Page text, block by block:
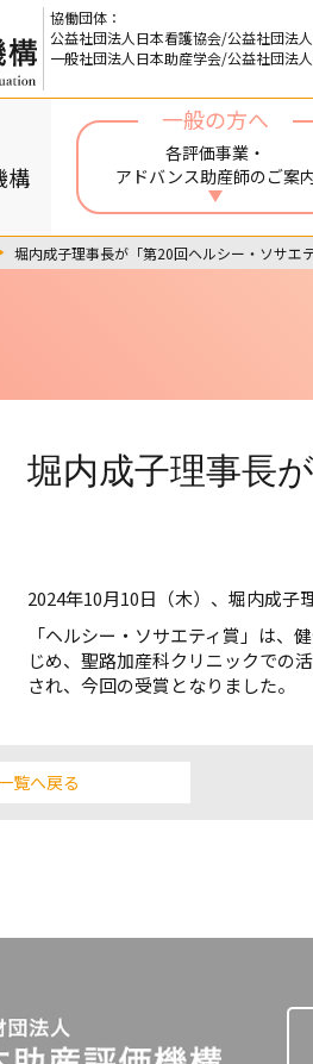
協働団体：
公益社団法人日本看護協会/公益社団法
一般社団法人日本助産学会/公益社団法
構
一般の方へ
各評価事業・
アドバンス助産師のご案
堀内成子理事長が「第20回ヘルシー・ソサエ
堀内成子理事長
2024年10月10日（木）、堀内成子
「ヘルシー・ソサエティ賞」は、
じめ、聖路加産科クリニックでの
され、今回の受賞となりました。
覧へ戻る